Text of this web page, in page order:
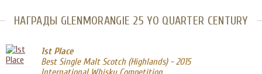
НАГРАДЫ GLENMORANGIE 25 YO QUARTER CENTURY
1st Place
Best Single Malt Scotch (Highlands) - 2015